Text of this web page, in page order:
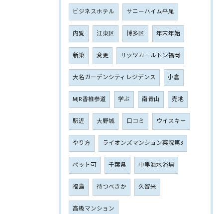
ビジネスホテル サニーハイム平尾
内覧 江東区 博多区 年末年始
新築 変更 リッツカールトン福岡
大名ガーデンシティレジデンス 小倉
MJR香椎参道 学ぶ 南青山 売地
駅近 大野城 口コミ ウイスキー
やり方 ライオンズマンション薬院第3
ペット可 千葉県 中里海水浴場
福島 待つべきか 久留米
高級マンション